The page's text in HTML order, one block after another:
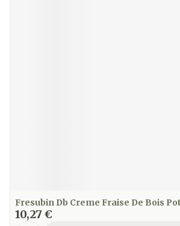
Fresubin Db Creme Fraise De Bois
10,27 €